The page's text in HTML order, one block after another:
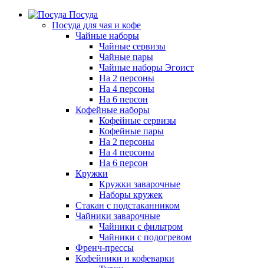
Посуда
Посуда для чая и кофе
Чайные наборы
Чайные сервизы
Чайные пары
Чайные наборы Эгоист
На 2 персоны
На 4 персоны
На 6 персон
Кофейные наборы
Кофейные сервизы
Кофейные пары
На 2 персоны
На 4 персоны
На 6 персон
Кружки
Кружки заварочные
Наборы кружек
Стакан с подстаканником
Чайники заварочные
Чайники с фильтром
Чайники с подогревом
Френч-прессы
Кофейники и кофеварки